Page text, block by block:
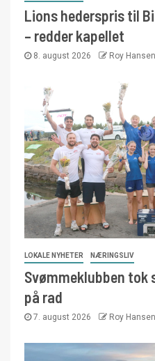
Lions hederspris til
– redder kapellet
8. august 2026 Roy Hansen
LOKALE NYHETER NÆRINGSLIV
Svømmeklubben tok
på rad
7. august 2026 Roy Hansen